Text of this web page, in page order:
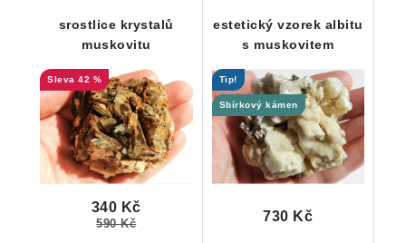
srostlice krystalů
muskovitu
42 %
340 Kč
590 Kč
estetický vzorek albitu
s muskovitem
Tip!
Sbírkový kámen
730 Kč